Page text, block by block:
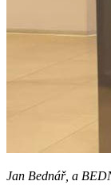
Jan Bednář, a